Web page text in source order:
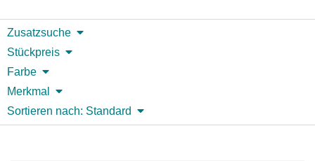
Zusatzsuche
Stückpreis
Farbe
Merkmal
Sortieren nach: Standard